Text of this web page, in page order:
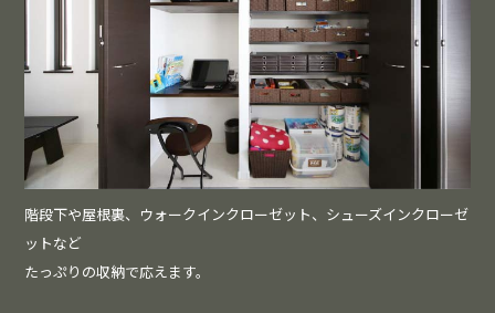
階段下や屋根裏、ウォークインクローゼット、シューズインクローゼ
ットなど
たっぷりの収納で応えます。